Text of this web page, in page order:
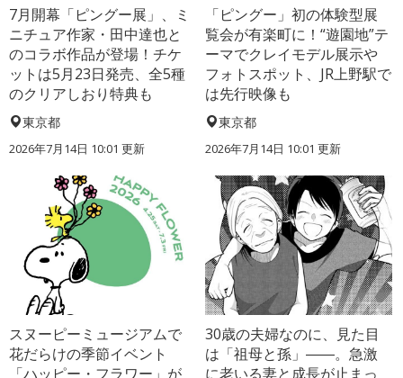
7月開幕「ピングー展」、ミ
ニチュア作家・田中達也と
のコラボ作品が登場！チケ
ットは5月23日発売、全5種
のクリアしおり特典も
東京都
2026年7月14日 10:01 更新
「ピングー」初の体験型展
覧会が有楽町に！“遊園地”テ
ーマでクレイモデル展示や
フォトスポット、JR上野駅で
は先行映像も
東京都
2026年7月14日 10:01 更新
スヌーピーミュージアムで
花だらけの季節イベント
「ハッピー・フラワー」が
30歳の夫婦なのに、見た目
は「祖母と孫」――。急激
に老いる妻と成長が止まっ